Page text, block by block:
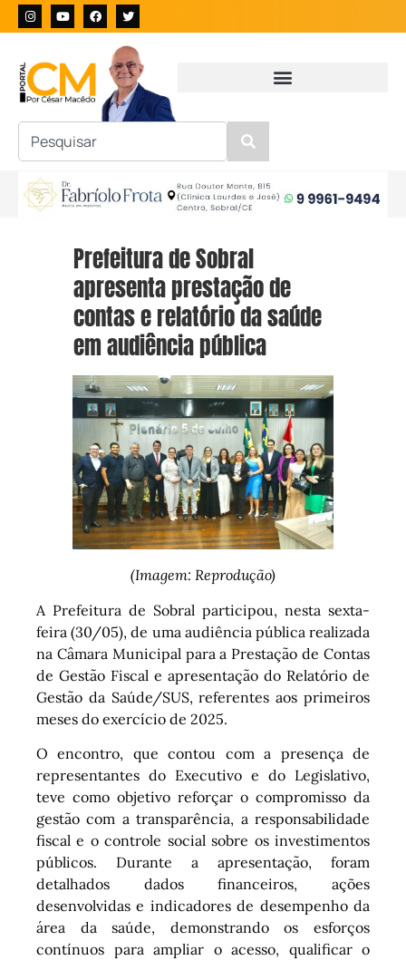
Prefeitura de Sobral
apresenta prestação de
contas e relatório da saúde
em audiência pública
(Imagem: Reprodução)
A Prefeitura de Sobral participou, nesta sexta-
feira (30/05), de uma audiência pública realizada
na Câmara Municipal para a Prestação de Contas
de Gestão Fiscal e apresentação do Relatório de
Gestão da Saúde/SUS, referentes aos primeiros
meses do exercício de 2025.
O encontro, que contou com a presença de
representantes do Executivo e do Legislativo,
teve como objetivo reforçar o compromisso da
gestão com a transparência, a responsabilidade
fiscal e o controle social sobre os investimentos
públicos. Durante a apresentação, foram
detalhados dados financeiros, ações
desenvolvidas e indicadores de desempenho da
área da saúde, demonstrando os esforços
contínuos para ampliar o acesso, qualificar o